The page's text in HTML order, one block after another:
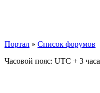
Портал » Список форумов
Часовой пояс: UTC + 3 часа